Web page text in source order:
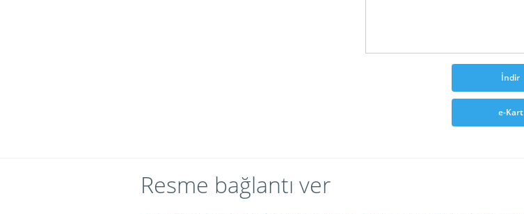
İndir
e-Kart
Resme bağlantı ver